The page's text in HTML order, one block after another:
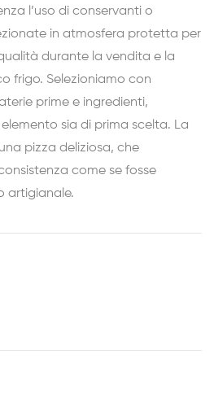
l’uso di conservanti o
in atmosfera protetta per
durante la vendita e la
frigo. Selezioniamo con
prime e ingredienti,
sia di prima scelta. La
pizza deliziosa, che
come se fosse
artigianale.